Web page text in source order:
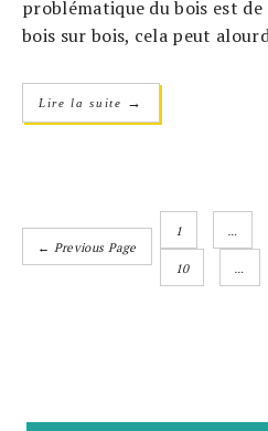
problématique du bois est
bois sur bois, cela peut
Lire la suite →
← Previous Page
1
10